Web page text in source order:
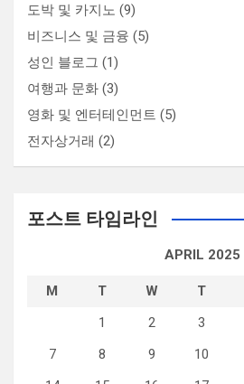
도박 및 카지노 (9)
비즈니스 및 금융 (5)
성인 블로그 (1)
여행과 문화 (3)
영화 및 엔터테인먼트 (5)
전자상거래 (2)
포스트 타임라인
APRIL 2025
M T W T
1
2 3
7
8 9 10